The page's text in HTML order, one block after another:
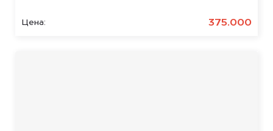
Цена: 375.000